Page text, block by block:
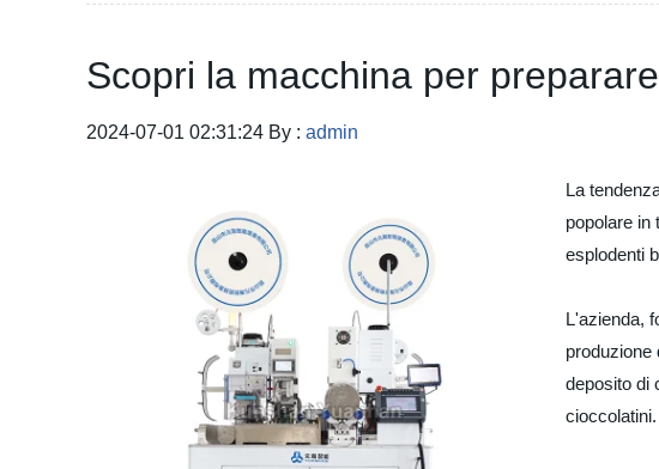
Scopri la macchina per
2024-07-01 02:31:24 By : admin
La
popolare in
esplodenti
L'azienda,
produzione
deposito di
cioccolatini.